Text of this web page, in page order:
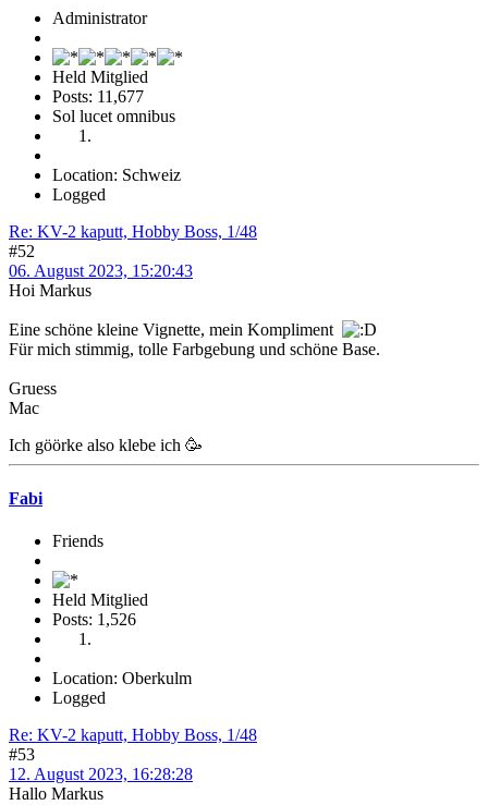
Administrator
Held Mitglied
Posts: 11,677
Sol lucet omnibus
Location: Schweiz
Logged
Re: KV-2 kaputt, Hobby Boss, 1/48
#52
06. August 2023, 15:20:43
Hoi Markus
Eine schöne kleine Vignette, mein Kompliment
Für mich stimmig, tolle Farbgebung und schöne Base.
Gruess
Mac
Ich göörke also klebe ich 🥳
Fabi
Friends
Held Mitglied
Posts: 1,526
Location: Oberkulm
Logged
Re: KV-2 kaputt, Hobby Boss, 1/48
#53
12. August 2023, 16:28:28
Hallo Markus